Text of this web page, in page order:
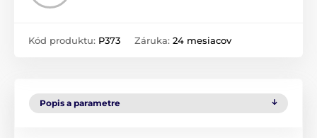
Kód produktu: P373 Záruka: 24 mesiacov
Popis a parametre